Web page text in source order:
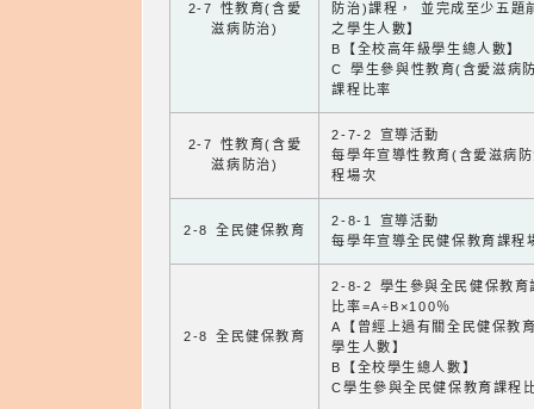
2-7 性教育(含愛
滋病防治)
防治)課程， 並完成至少五題
之學生人數】
B【全校高年級學生總人數】
C 學生參與性教育(含愛滋病
課程比率
2-7 性教育(含愛
滋病防治)
2-7-2 宣導活動
每學年宣導性教育(含愛滋病
程場次
2-8 全民健保教育
2-8-1 宣導活動
每學年宣導全民健保教育課程
2-8 全民健保教育
2-8-2 學生參與全民健保教育
比率=A÷B×100％
A【曾經上過有關全民健保教
學生人數】
B【全校學生總人數】
C學生參與全民健保教育課程